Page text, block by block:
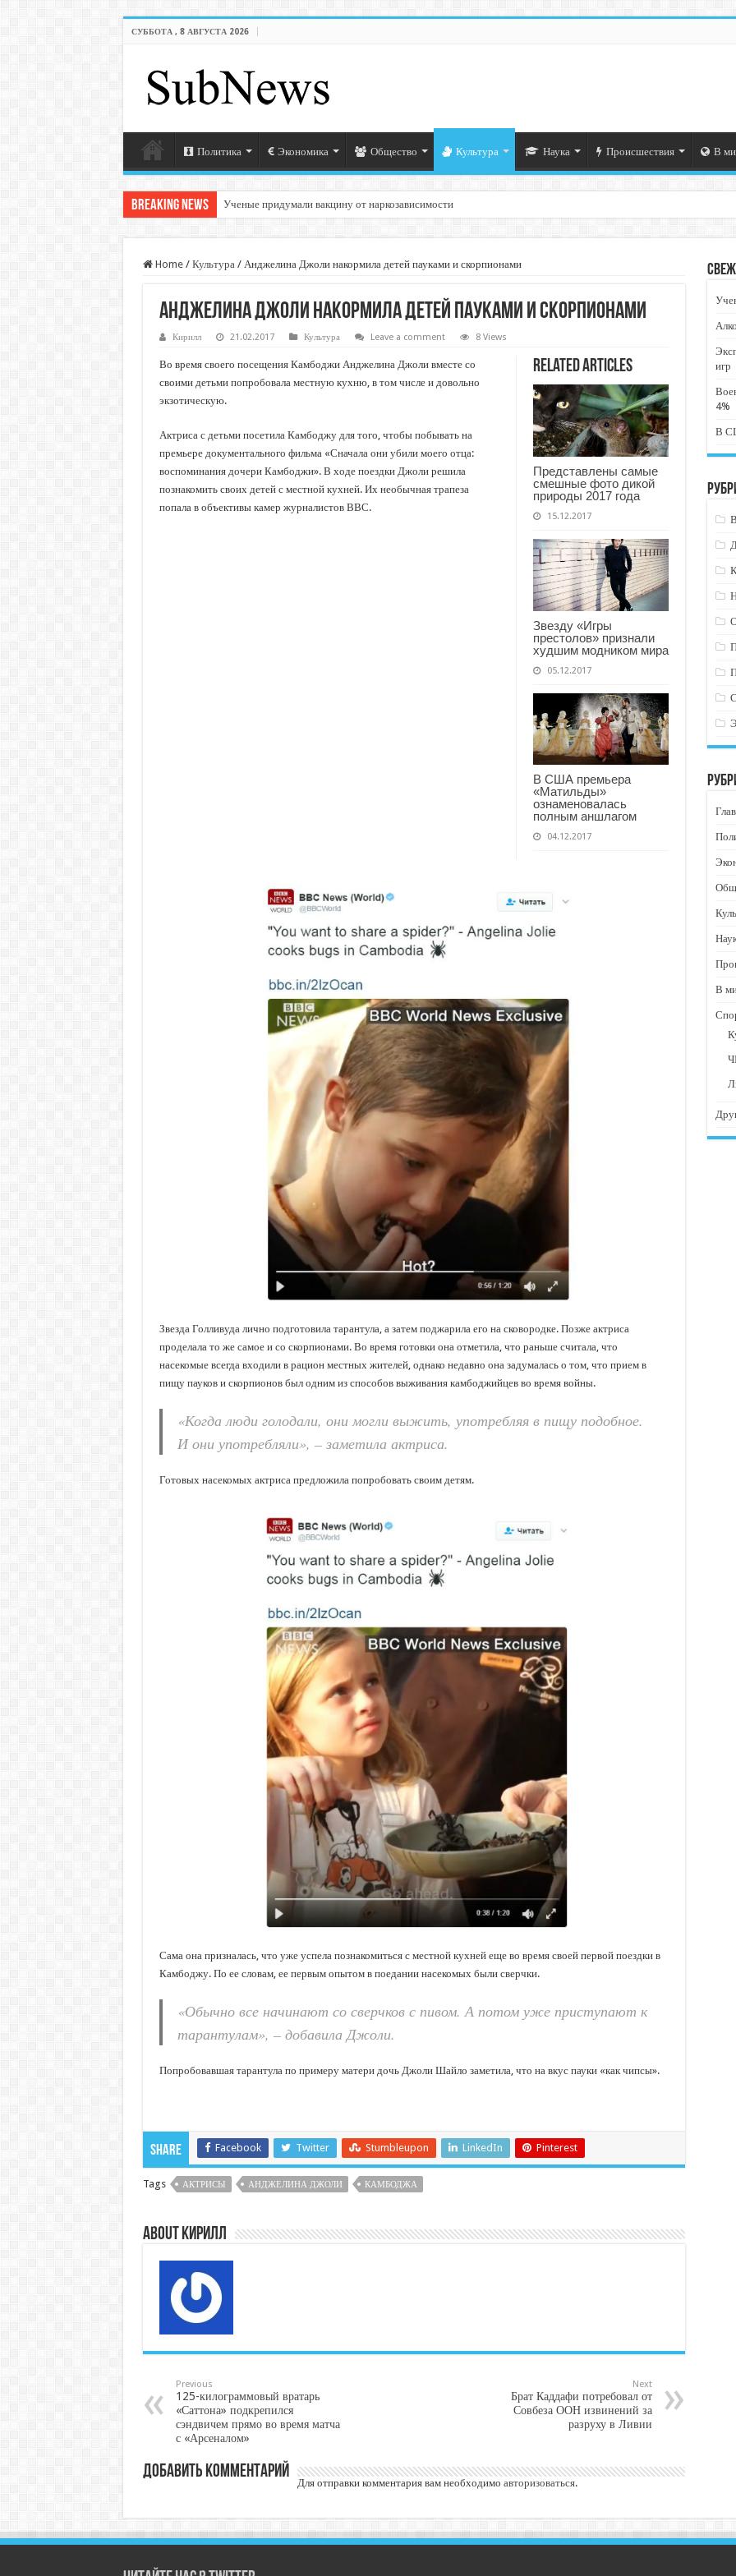
СУББОТА , 8 АВГУСТА 2026
Политика Экономика Общество Культура Наука Происшествия В
Breaking News Ученые придумали вакцину от наркозависимости
Home / Культура / Анджелина Джоли накормила детей пауками и скорпионами
Анджелина Джоли накормила детей пауками и скорпионами
Кирилл 21.02.2017 Культура Leave a comment 8 Views
Related Articles
Представлены самые
смешные фото дикой
природы 2017 года
15.12.2017
Звезду «Игры
престолов» признали
худшим модником мира
05.12.2017
В США премьера
«Матильды»
ознаменовалась
полным аншлагом
04.12.2017
Во время своего посещения Камбоджи Анджелина Джоли вместе со
своими детьми попробовала местную кухню, в том числе и довольно
экзотическую.
Актриса с детьми посетила Камбоджу для того, чтобы побывать на
премьере документального фильма «Сначала они убили моего отца:
воспоминания дочери Камбоджи». В ходе поездки Джоли решила
познакомить своих детей с местной кухней. Их необычная трапеза
попала в объективы камер журналистов ВВС.
Звезда Голливуда лично подготовила тарантула, а затем поджарила его на сковородке. Позже актриса
проделала то же самое и со скорпионами. Во время готовки она отметила, что раньше считала, что
насекомые всегда входили в рацион местных жителей, однако недавно она задумалась о том, что прием в
пищу пауков и скорпионов был одним из способов выживания камбоджийцев во время войны.
«Когда люди голодали, они могли выжить, употребляя в пищу подобное.
И они употребляли», – заметила актриса.
Готовых насекомых актриса предложила попробовать своим детям.
Сама она призналась, что уже успела познакомиться с местной кухней еще во время своей первой поездки в
Камбоджу. По ее словам, ее первым опытом в поедании насекомых были сверчки.
«Обычно все начинают со сверчков с пивом. А потом уже приступают к
тарантулам», – добавила Джоли.
Попробовавшая тарантула по примеру матери дочь Джоли Шайло заметила, что на вкус пауки «как чипсы».
Share Facebook Twitter Stumbleupon LinkedIn Pinterest
Tags АКТРИСЫ АНДЖЕЛИНА ДЖОЛИ КАМБОДЖА
About Кирилл
Previous
125-килограммовый вратарь
«Саттона» подкрепился
сэндвичем прямо во время матча
с «Арсеналом»
Next
Брат Каддафи потребовал от
Совбеза ООН извинений за
разруху в Ливии
Добавить комментарий
Для отправки комментария вам необходимо авторизоваться.
игр
4%
В
В